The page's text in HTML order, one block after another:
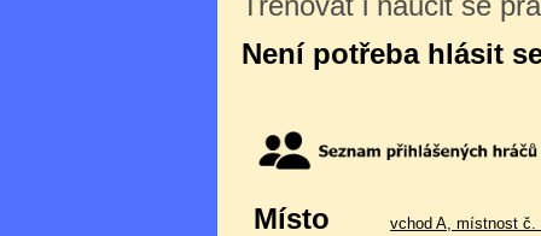
Není potřeba hlásit
Místo
vchod A, místnost č.